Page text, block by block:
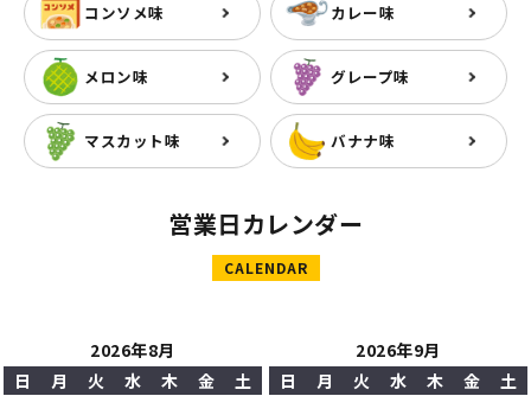
コンソメ味 カレー味
メロン味 グレープ味
マスカット味 バナナ味
営業日カレンダー
CALENDAR
2026年8月
日
月 火 水 木 金 土
2026年9月
日
月 火 水 木 金 土